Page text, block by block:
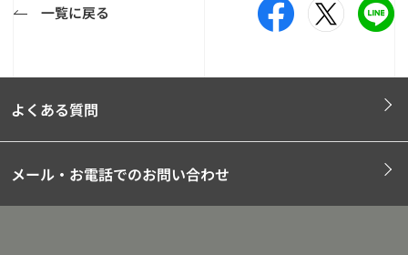
一覧に戻る
よくある質問
メール・お電話でのお問い合わせ